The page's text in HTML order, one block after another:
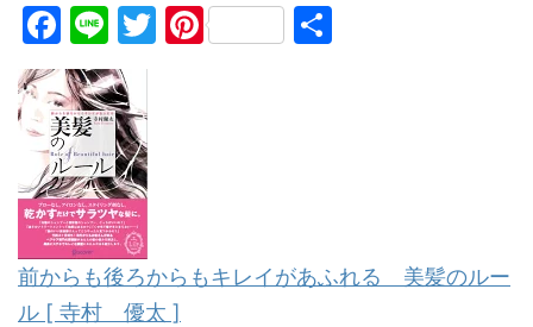
F
a
c
e
b
o
o
k
Li
n
e
T Pi
前からも後ろからもキレイがあふれる 美髪のルー
ル [ 寺村 優太 ]